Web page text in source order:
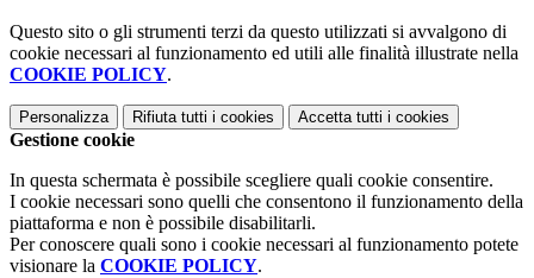
Questo sito o gli strumenti terzi da questo utilizzati si avvalgono di
cookie necessari al funzionamento ed utili alle finalità illustrate nella
COOKIE POLICY.
Personalizza Rifiuta tutti i cookies Accetta tutti i cookies
Gestione cookie
In questa schermata è possibile scegliere quali cookie consentire.
I cookie necessari sono quelli che consentono il funzionamento della
piattaforma e non è possibile disabilitarli.
Per conoscere quali sono i cookie necessari al funzionamento potete
visionare la COOKIE POLICY.